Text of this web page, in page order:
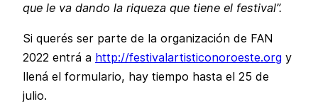
que le va dando la riqueza que tiene el festival”.
Si querés ser parte de la organización de FAN
2022 entrá a http://festivalartisticonoroeste.org y
llená el formulario, hay tiempo hasta el 25 de
julio.